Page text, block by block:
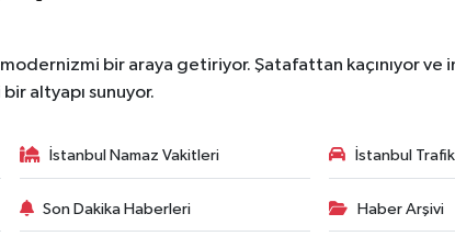
bir araya getiriyor. Şatafattan kaçınıyor ve
altyapı sunuyor.
İstanbul Namaz Vakitleri İstanbul
Son Dakika Haberleri Haber Arşivi